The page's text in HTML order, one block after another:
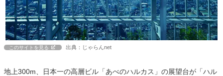
このサイトを見る 出典：じゃらんnet
地上300m、日本一の高層ビル「あべのハルカス」の展望台が「ハル